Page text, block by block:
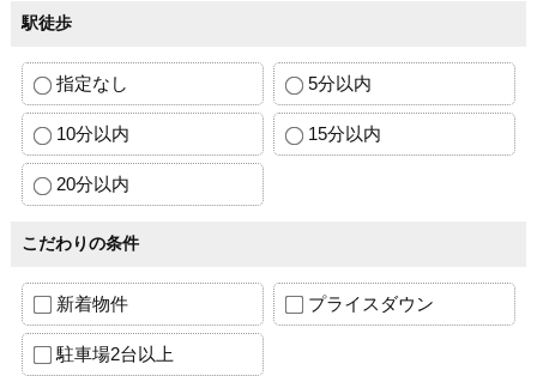
駅徒歩
指定なし 5分以内
10分以内 15分以内
20分以内
こだわりの条件
新着物件 プライスダウン
駐車場2台以上